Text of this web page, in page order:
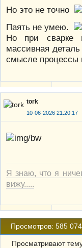
Но это не точно
Паять не умею.
Но при сварке
массивная
смысле процессы
tork
10-06-2026 21:20:17
Я знаю, что я
вижу.....
Просмотров: 585 074
Просматривают